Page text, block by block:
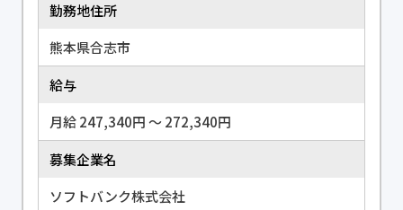
勤務地住所
熊本県合志市
給与
月給 247,340円 〜 272,340円
募集企業名
ソフトバンク株式会社